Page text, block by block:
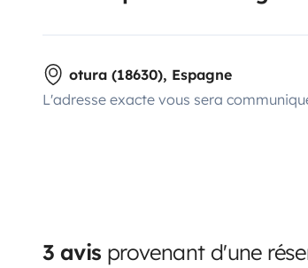
otura (18630), Espagne
L'adresse exacte vous sera
3 avis provenant d'une